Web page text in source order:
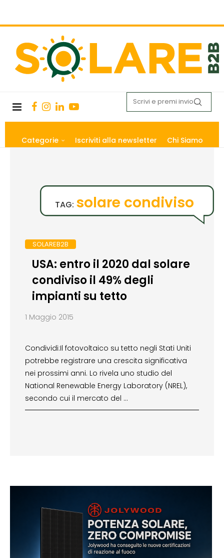
Categorie Iscriviti alla newsletter Chi Siamo
TAG: solare condiviso
SOLAREB2B
USA: entro il 2020 dal solare
condiviso il 49% degli
impianti su tetto
1 Maggio 2015
Condividi:Il fotovoltaico su tetto negli Stati Uniti
potrebbe registrare una crescita significativa
nei prossimi anni. Lo rivela uno studio del
National Renewable Energy Laboratory (NREL),
secondo cui il mercato del …